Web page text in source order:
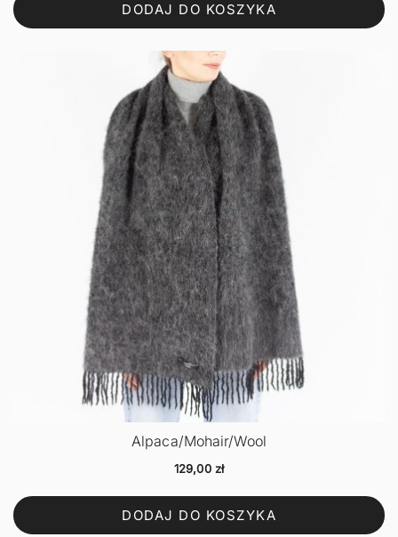
DODAJ DO KOSZYKA
Alpaca/Mohair/Wool
129,00 zł
DODAJ DO KOSZYKA